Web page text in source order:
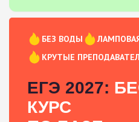
БЕЗ ВОДЫ
КРУТЫЕ
ЕГЭ 2027:
КУРС